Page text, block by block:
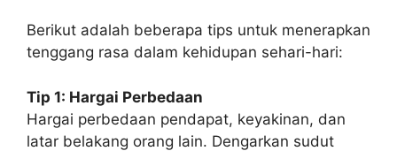
Berikut adalah beberapa tips untuk menerapkan
tenggang rasa dalam kehidupan sehari-hari:
Tip 1: Hargai Perbedaan
Hargai perbedaan pendapat, keyakinan, dan
latar belakang orang lain. Dengarkan sudut